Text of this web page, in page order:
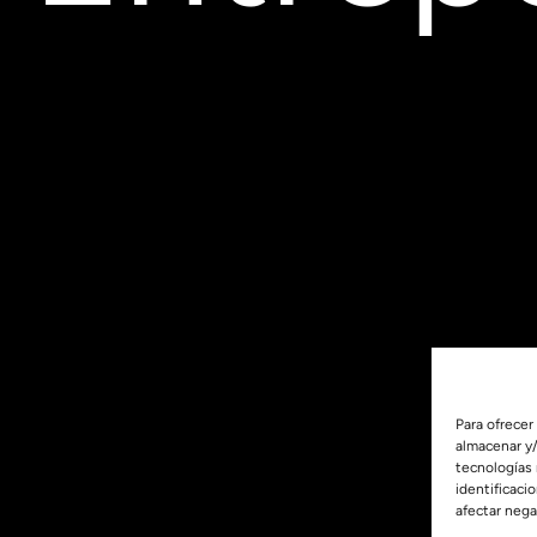
Para
almacenar
tecnologías
afectar